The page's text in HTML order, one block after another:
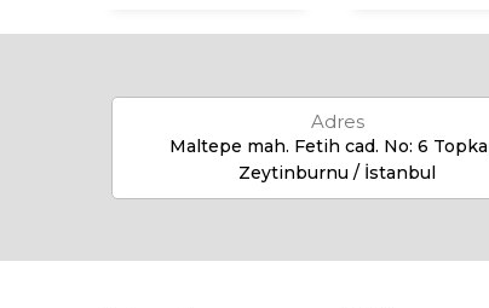
Adres
Maltepe mah. Fetih cad. No: 6
Zeytinburnu / İstanbul